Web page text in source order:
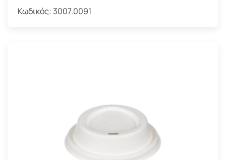
Κωδικός: 3007.0091